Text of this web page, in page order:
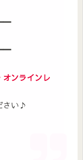
オンラインレ
さい♪